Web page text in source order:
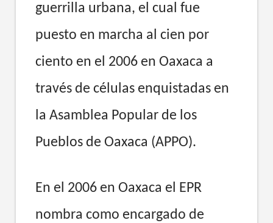
guerrilla urbana, el cual fue
puesto en marcha al cien por
ciento en el 2006 en Oaxaca a
través de células enquistadas en
la Asamblea Popular de los
Pueblos de Oaxaca (APPO).
En el 2006 en Oaxaca el EPR
nombra como encargado de